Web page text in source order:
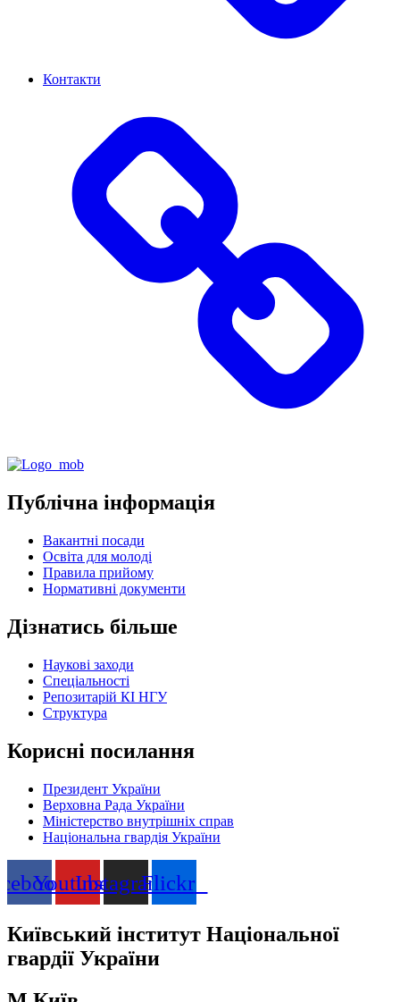
Контакти
Публічна інформація
Вакантні посади
Освіта для молоді
Правила прийому
Нормативні документи
Дізнатись більше
Наукові заходи
Спеціальності
Репозитарій КІ НГУ
Структура
Корисні посилання
Президент України
Верховна Рада України
Міністерство внутрішніх справ
Національна гвардія України
YoutubeInstagramFlickr
Київський інститут Національної
гвардії України